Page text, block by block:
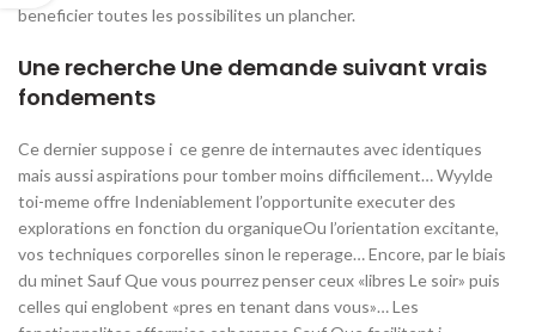
beneficier toutes les possibilites un plancher.
Une recherche Une demande suivant vrais
fondements
Ce dernier suppose i ce genre de internautes avec identiques
mais aussi aspirations pour tomber moins difficilement… Wyylde
toi-meme offre Indeniablement l’opportunite executer des
explorations en fonction du organiqueOu l’orientation excitante,
vos techniques corporelles sinon le reperage… Encore, par le biais
du minet Sauf Que vous pourrez penser ceux «libres Le soir» puis
celles qui englobent «pres en tenant dans vous»… Les